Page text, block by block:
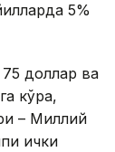
5%
доллар ва
кўра,
– Миллий
ички